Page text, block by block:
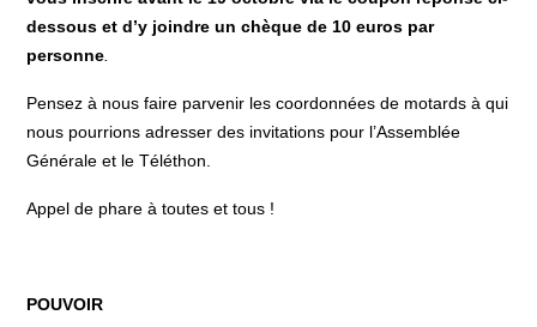
dessous et d’y joindre un chèque de 10 euros par
personne
Pensez à nous faire parvenir les coordonnées de motards à qui
nous pourrions adresser des invitations pour l’Assemblée
Générale et le Téléthon.
Appel de phare à toutes et tous !
POUVOIR